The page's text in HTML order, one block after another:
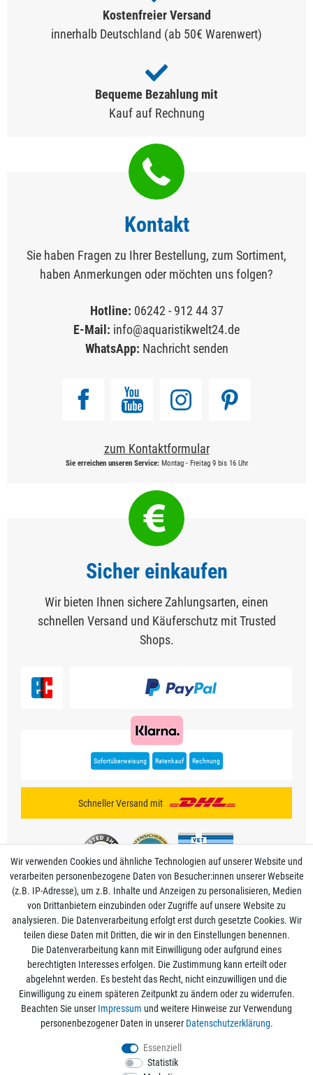
Kostenfreier Versand
innerhalb Deutschland (ab 50€ Warenwert)
Bequeme Bezahlung mit
Kauf auf Rechnung
Kontakt
Sie haben Fragen zu Ihrer Bestellung, zum Sortiment,
haben Anmerkungen oder möchten uns folgen?
Hotline: 06242 - 912 44 37
E-Mail: info@aquaristikwelt24.de
WhatsApp: Nachricht senden
zum Kontaktformular
Sie erreichen unseren Service:Montag - Freitag 9 bis 16 Uhr
Sicher einkaufen
Wir bieten Ihnen sichere Zahlungsarten, einen
schnellen Versand und Käuferschutz mit Trusted
Shops.
Sofortüberweisung Ratenkauf Rechnung
Schneller Versand mit
Mein Konto
Informationen
Rechtliche Angaben
Alle Preise sind inkl. der gesetzlichen Mehrwertsteuer und zzgl.
Wir verwenden Cookies und ähnliche Technologien auf unserer Website und
verarbeiten personenbezogene Daten von Besucher:innen unserer Webseite
(z.B. IP-Adresse), um z.B. Inhalte und Anzeigen zu personalisieren, Medien
von Drittanbietern einzubinden oder Zugriffe auf unsere Website zu
analysieren. Die Datenverarbeitung erfolgt erst durch gesetzte Cookies. Wir
teilen diese Daten mit Dritten, die wir in den Einstellungen benennen.
Die Datenverarbeitung kann mit Einwilligung oder aufgrund eines
berechtigten Interesses erfolgen. Die Zustimmung kann erteilt oder
abgelehnt werden. Es besteht das Recht, nicht einzuwilligen und die
Einwilligung zu einem späteren Zeitpunkt zu ändern oder zu widerrufen.
Beachten Sie unser Impressum und weitere Hinweise zur Verwendung
personenbezogener Daten in unserer Daten­schutz­erklärung.
Essenziell
Statistik